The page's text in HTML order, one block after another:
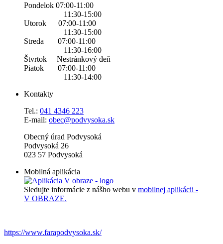
Pondelok 07:00-11:00
11:30-15:00
Utorok 07:00-11:00
11:30-15:00
Streda 07:00-11:00
11:30-16:00
Štvrtok Nestránkový deň
Piatok 07:00-11:00
11:30-14:00
Kontakty
Tel.: 041 4346 223
E-mail: obec@podvysoka.sk
Obecný úrad Podvysoká
Podvysoká 26
023 57 Podvysoká
Mobilná aplikácia
Sledujte informácie z nášho webu v mobilnej aplikácii -
V OBRAZE.
https://www.farapodvysoka.sk/